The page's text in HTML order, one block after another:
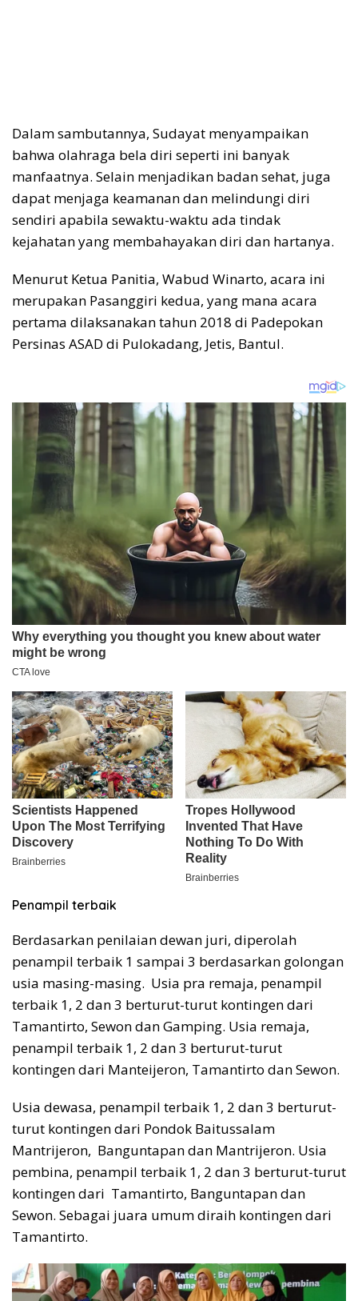
Dalam sambutannya, Sudayat menyampaikan
bahwa olahraga bela diri seperti ini banyak
manfaatnya. Selain menjadikan badan sehat, juga
dapat menjaga keamanan dan melindungi diri
sendiri apabila sewaktu-waktu ada tindak
kejahatan yang membahayakan diri dan hartanya.
Menurut Ketua Panitia, Wabud Winarto, acara ini
merupakan Pasanggiri kedua, yang mana acara
pertama dilaksanakan tahun 2018 di Padepokan
Persinas ASAD di Pulokadang, Jetis, Bantul.
Penampil terbaik
Berdasarkan penilaian dewan juri, diperolah
penampil terbaik 1 sampai 3 berdasarkan golongan
usia masing-masing. Usia pra remaja, penampil
terbaik 1, 2 dan 3 berturut-turut kontingen dari
Tamantirto, Sewon dan Gamping. Usia remaja,
penampil terbaik 1, 2 dan 3 berturut-turut
kontingen dari Manteijeron, Tamantirto dan Sewon.
Usia dewasa, penampil terbaik 1, 2 dan 3 berturut-
turut kontingen dari Pondok Baitussalam
Mantrijeron, Banguntapan dan Mantrijeron. Usia
pembina, penampil terbaik 1, 2 dan 3 berturut-turut
kontingen dari Tamantirto, Banguntapan dan
Sewon. Sebagai juara umum diraih kontingen dari
Tamantirto.